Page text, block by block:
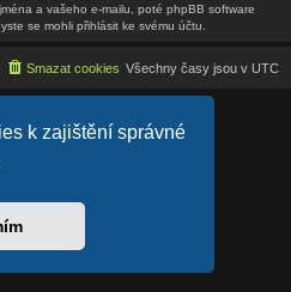
k zajištění správné
a vašeho e-mailu, poté phpBB software
se mohli přihlásit ke svému účtu.
Všechny časy jsou v UTC
Smazat cookies
MannixMD
–